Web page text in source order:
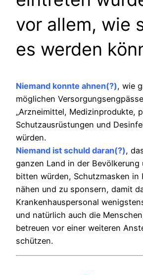
vor allem, wie
es werden
Niemand konnte ahnen(?), wie
möglichen
„Arzneimittel, Medizinprodukte,
Schutzausrüstungen und
würden.
Niemand ist schuld daran(?),
ganzen Land in der Bevölkerung
bitten würden, Schutzmasken in
nähen und zu sponsern, damit
Krankenhauspersonal
und natürlich auch die
betreuen vor einer weiteren
schützen.